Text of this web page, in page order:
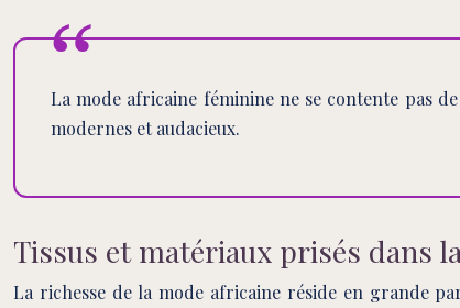
La mode africaine féminine ne se contente pas
modernes et audacieux.
Tissus et matériaux prisés dans
La richesse de la mode africaine réside en grande